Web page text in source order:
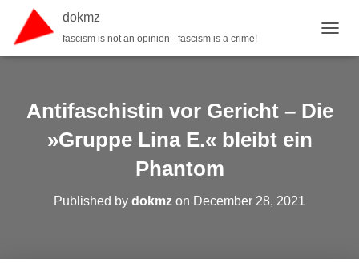
dokmz
fascism is not an opinion - fascism is a crime!
Antifaschistin vor Gericht – Die
»Gruppe Lina E.« bleibt ein
Phantom
Published by dokmz on December 28, 2021